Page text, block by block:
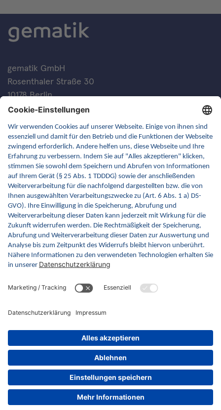
gematik GmbH
Rosenthaler Straße 30
10178 Berlin
Kontakt
FAQ
Newsletter
Fachveranstaltungen
Glossar
gematik.de
gemspec.gematik.de
Impressum
Barrierefreiheitserklärung
Videos in Gebärdensprache